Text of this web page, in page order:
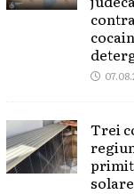
Trei
primit
solare